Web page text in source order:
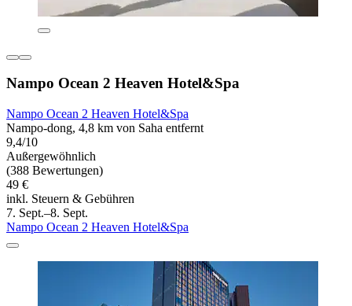
Nampo Ocean 2 Heaven Hotel&Spa
Nampo Ocean 2 Heaven Hotel&Spa
Nampo-dong, 4,8 km von Saha entfernt
9,4/10
Außergewöhnlich
(388 Bewertungen)
49 €
inkl. Steuern & Gebühren
7. Sept.–8. Sept.
Nampo Ocean 2 Heaven Hotel&Spa